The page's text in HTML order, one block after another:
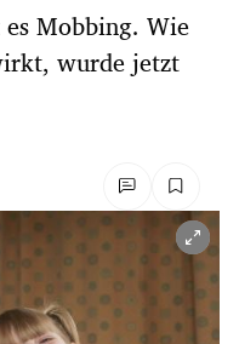
Mobbing. Wie
wurde jetzt